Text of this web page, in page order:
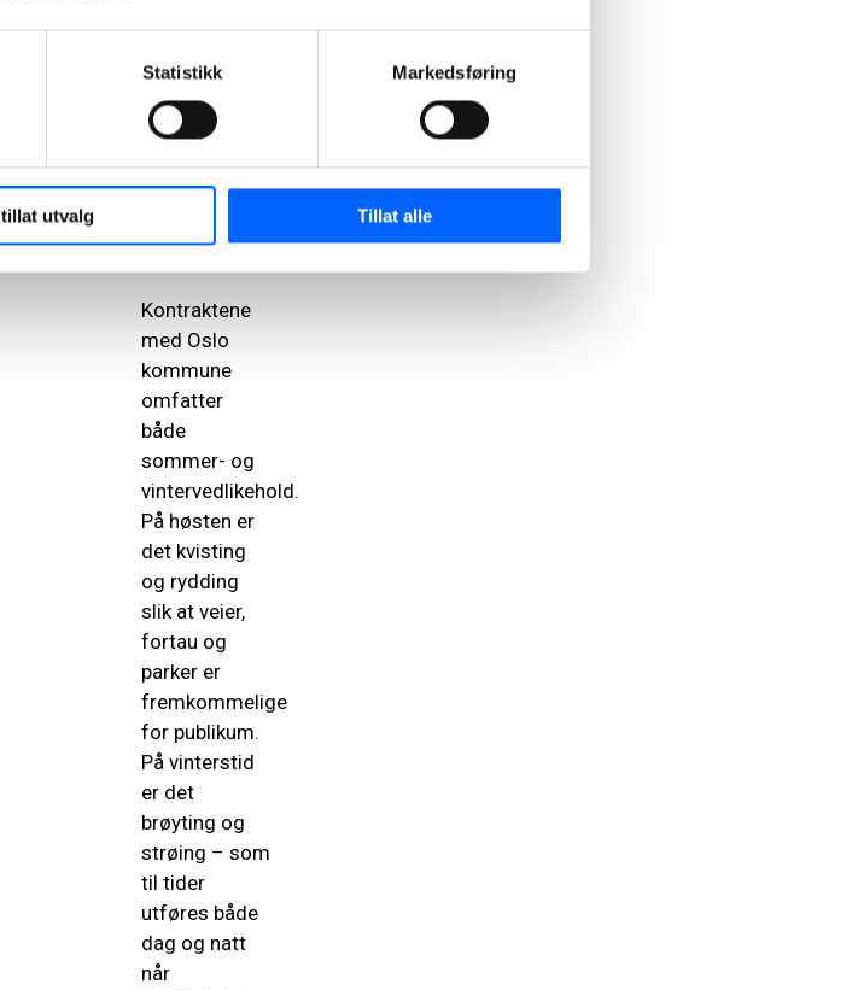
Statistikk Markedsføring
tillat utvalg Tillat alle
bydelene
Nordstrand
Kontraktene
med Oslo
kommune
omfatter
både
sommer- og
vintervedlikehold.
På høsten er
det kvisting
og rydding
slik at veier,
fortau og
parker er
fremkommelige
for publikum.
På vinterstid
er det
brøyting og
strøing – som
til tider
utføres både
dag og natt
når